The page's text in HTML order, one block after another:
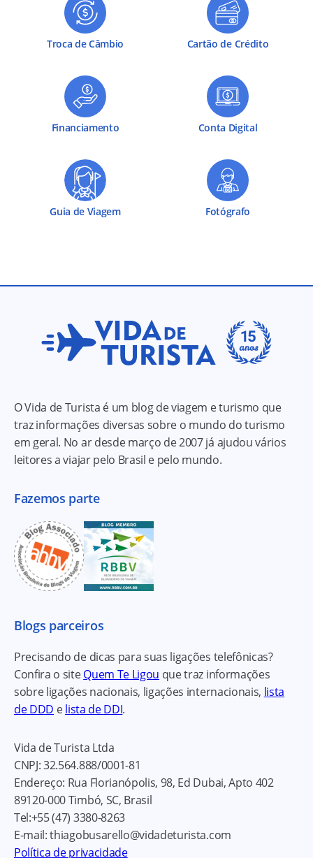
Troca de Câmbio Cartão de Crédito
Financiamento Conta Digital
Guia de Viagem Fotógrafo
O Vida de Turista é um blog de viagem e turismo que
traz informações diversas sobre o mundo do turismo
em geral. No ar desde março de 2007 já ajudou vários
leitores a viajar pelo Brasil e pelo mundo.
Fazemos parte
Blogs parceiros
Precisando de dicas para suas ligações telefônicas?
Confira o siteQuem Te Ligou que traz informações
sobre ligações nacionais, ligações internacionais, lista
de DDD elista de DDI.
Vida de Turista Ltda
CNPJ:32.564.888/0001-81
Endereço: Rua Florianópolis, 98, Ed Dubai, Apto 402
89120-000Timbó, SC, Brasil
Tel:+55 (47) 3380-8263
E-mail:thiagobusarello@vidadeturista.com
Política de privacidade